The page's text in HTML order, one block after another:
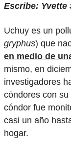
Escribe: Yvette
Uchuy es un
gryphus) que
en medio de
mismo, en
investigadores
cóndores con
cóndor fue
casi un año
hogar.